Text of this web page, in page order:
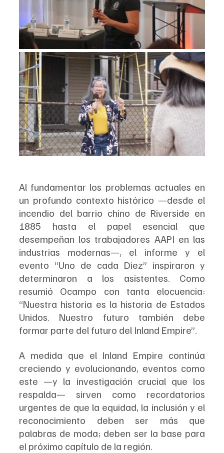
Al fundamentar los problemas actuales en
un profundo contexto histórico —desde el
incendio del barrio chino de Riverside en
1885 hasta el papel esencial que
desempeñan los trabajadores AAPI en las
industrias modernas—, el informe y el
evento “Uno de cada Diez” inspiraron y
determinaron a los asistentes. Como
resumió Ocampo con tanta elocuencia:
“Nuestra historia es la historia de Estados
Unidos. Nuestro futuro también debe
formar parte del futuro del Inland Empire”.
A medida que el Inland Empire continúa
creciendo y evolucionando, eventos como
este —y la investigación crucial que los
respalda— sirven como recordatorios
urgentes de que la equidad, la inclusión y el
reconocimiento deben ser más que
palabras de moda; deben ser la base para
el próximo capítulo de la región.